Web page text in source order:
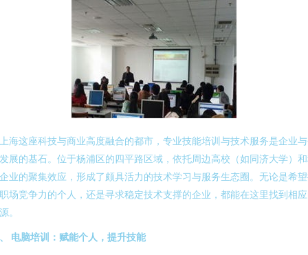
海这座科技与商业高度融合的都市，专业技能培训与技术服务是企业
展的基石。位于杨浦区的四平路区域，依托周边高校（如同济大学）
业的聚集效应，形成了颇具活力的技术学习与服务生态圈。无论是希
场竞争力的个人，还是寻求稳定技术支撑的企业，都能在这里找到相
。
电脑培训：赋能个人，提升技能